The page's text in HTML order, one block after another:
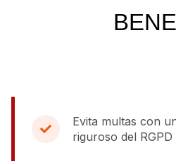
Evita multas con
riguroso del RGPD